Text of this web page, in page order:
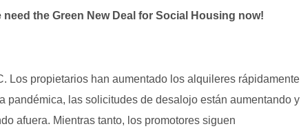
the Green New Deal for Social Housing now!
Los propietarios han aumentado los alquileres rápidamente
pandémica, las solicitudes de desalojo están aumentando y
afuera. Mientras tanto, los promotores siguen